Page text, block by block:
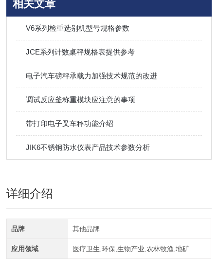
相关文章
V6系列检重选别机型号规格参数
JCE系列计数桌秤规格表提供参考
电子汽车磅秤承载力加强技术规范的改进
调试反应釜称重模块应注意的事项
带打印电子叉车秤功能介绍
JIK6不锈钢防水仪表产品技术参数分析
详细介绍
品牌 其他品牌
应用领域 医疗卫生,环保,生物产业,农林牧渔,地矿